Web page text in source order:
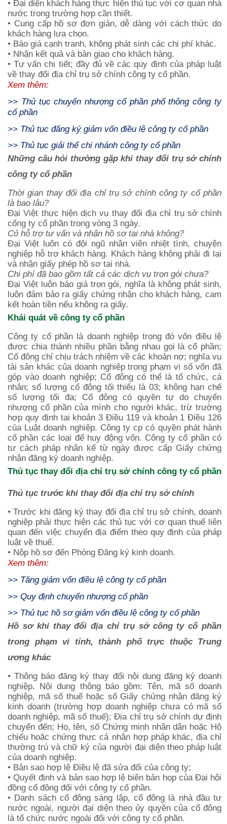
• Đại diện khách hàng thực hiện thủ tục với cơ quan nhà
nước trong trường hợp cần thiết.
• Cung cấp hồ sơ đơn giản, dễ dàng với cách thức do
khách hàng lựa chọn.
• Báo giá cạnh tranh, không phát sinh các chi phí khác.
• Nhận kết quả và bàn giao cho khách hàng.
• Tư vấn chi tiết; đầy đủ về các quy định của pháp luật
về thay đổi địa chỉ trụ sở chính công ty cổ phần.
Xem thêm:
>> Thủ tục chuyển nhượng cổ phần phổ thông công ty
cổ phần
>> Thủ tục đăng ký giảm vốn điều lệ công ty cổ phần
>> Thủ tục giải thể chi nhánh công ty cổ phần
Những câu hỏi thường gặp khi thay đổi trụ sở chính
công ty cổ phần
Thời gian thay đổi địa chỉ trụ sở chính công ty cổ phần
là bao lâu?
Đại Việt thực hiện dịch vụ thay đổi địa chỉ trụ sở chính
cổng ty cổ phần trong vòng 3 ngày.
Có hỗ trợ tư vấn và nhận hồ sơ tại nhà không?
Đại Việt luôn có đội ngũ nhân viên nhiệt tình, chuyện
nghiệp hỗ trợ khách hàng. Khách hàng không phải đi lại
và nhận giấy phép hồ sơ tại nhà.
Chi phí đã bao gồm tất cá các dịch vụ trọn gói chưa?
Đại Việt luôn báo giá trọn gói, nghĩa là không phát sinh,
luôn đảm bảo ra giấy chứng nhận cho khách hàng, cam
kết hoàn tiền nếu không ra giấy.
Khái quát về công ty cổ phần
Công ty cổ phần là doanh nghiệp trong đó vốn điều lệ
được chia thành nhiều phần bằng nhau gọi là cổ phần;
Cổ đông chỉ chịu trách nhiệm về các khoản nợ; nghĩa vụ
tài sản khác của doanh nghiệp trong phạm vi số vốn đã
góp vào doanh nghiệp; Cổ đông có thể là tổ chức, cá
nhân; số lượng cổ đông tối thiểu là 03; không hạn chế
số lượng tối đa; Cổ đông có quyền tự do chuyển
nhượng cổ phần của mình cho người khác, trừ trường
hợp quy định tại khoản 3 Điều 119 và khoản 1 Điều 126
của Luật doanh nghiệp. Công ty cp có quyền phát hành
cổ phần các loại để huy động vốn. Công ty cổ phần có
tư cách pháp nhân kể từ ngày được cấp Giấy chứng
nhận đăng ký doanh nghiệp.
Thủ tục thay đổi địa chỉ trụ sở chính công ty cổ phần
Thủ tục trước khi thay đổi địa chỉ trụ sở chính
• Trước khi đăng ký thay đổi địa chỉ trụ sở chính, doanh
nghiệp phải thực hiện các thủ tục với cơ quan thuế liên
quan đến việc chuyển địa điểm theo quy định của pháp
luật về thuế.
• Nộp hồ sơ đến Phòng Đăng ký kinh doanh.
Xem thêm:
>> Tăng giảm vốn điều lệ công ty cổ phần
>> Quy định chuyển nhượng cổ phần
>> Thủ tục hồ sơ giảm vốn điều lệ công ty cổ phần
Hồ sơ khi thay đổi địa chỉ trụ sở công ty cổ phần
trong phạm vi tỉnh, thành phố trực thuộc Trung
ương khác
• Thông báo đăng ký thay đổi nội dung đăng ký doanh
nghiệp. Nội dung thông báo gồm: Tên, mã số doanh
nghiệp, mã số thuế hoặc số Giấy chứng nhận đăng ký
kinh doanh (trường hợp doanh nghiệp chưa có mã số
doanh nghiệp, mã số thuế); Địa chỉ trụ sở chính dự định
chuyển đến; Họ, tên, số Chứng minh nhân dân hoặc Hộ
chiếu hoặc chứng thực cá nhân hợp pháp khác, địa chỉ
thường trú và chữ ký của người đại diện theo pháp luật
của doanh nghiệp.
• Bản sao hợp lệ Điều lệ đã sửa đổi của công ty;
• Quyết định và bản sao hợp lệ biên bản họp của Đại hội
đồng cổ đông đối với công ty cổ phần.
• Danh sách cổ đông sáng lập, cổ đông là nhà đầu tư
nước ngoài, người đại diện theo ủy quyền của cổ đông
là tổ chức nước ngoài đối với công ty cổ phần.